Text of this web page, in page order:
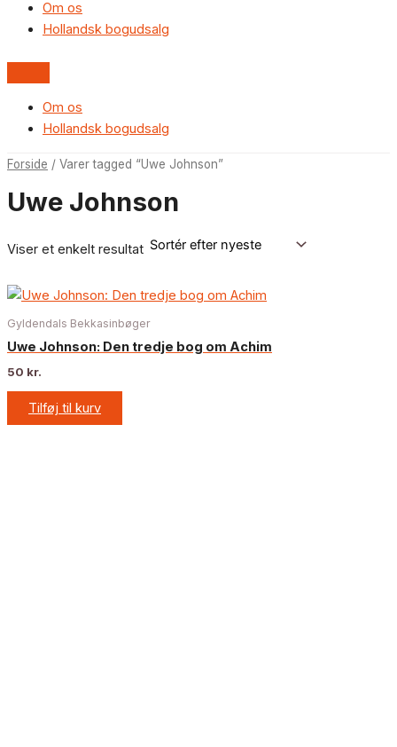
Om os
Hollandsk bogudsalg
Om os
Hollandsk bogudsalg
Forside / Varer tagged “Uwe Johnson”
Uwe Johnson
Viser et enkelt resultat
Gyldendals Bekkasinbøger
Uwe Johnson: Den tredje bog om Achim
50 kr.
Tilføj til kurv